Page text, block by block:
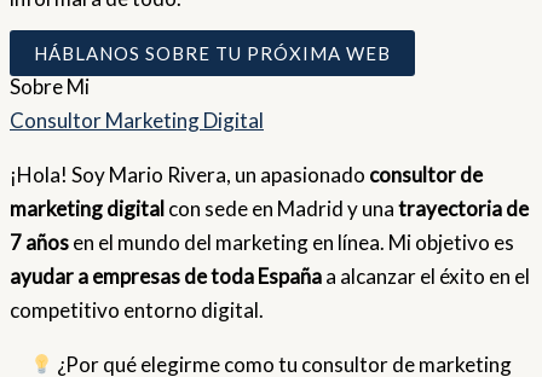
HÁBLANOS SOBRE TU PRÓXIMA WEB
SobreMi
Consultor Marketing Digital
¡Hola! Soy Mario Rivera, un apasionado consultor de
marketing digital con sede en Madrid y unatrayectoria de
7 añosen el mundo del marketing en línea. Mi objetivo es
ayudar a empresas de toda Españaa alcanzar el éxito en el
competitivo entorno digital.
¿Por qué elegirme como tu consultor de marketing